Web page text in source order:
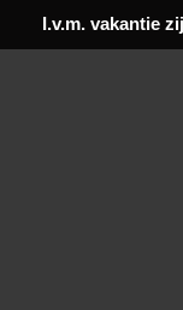
I.v.m. vakantie